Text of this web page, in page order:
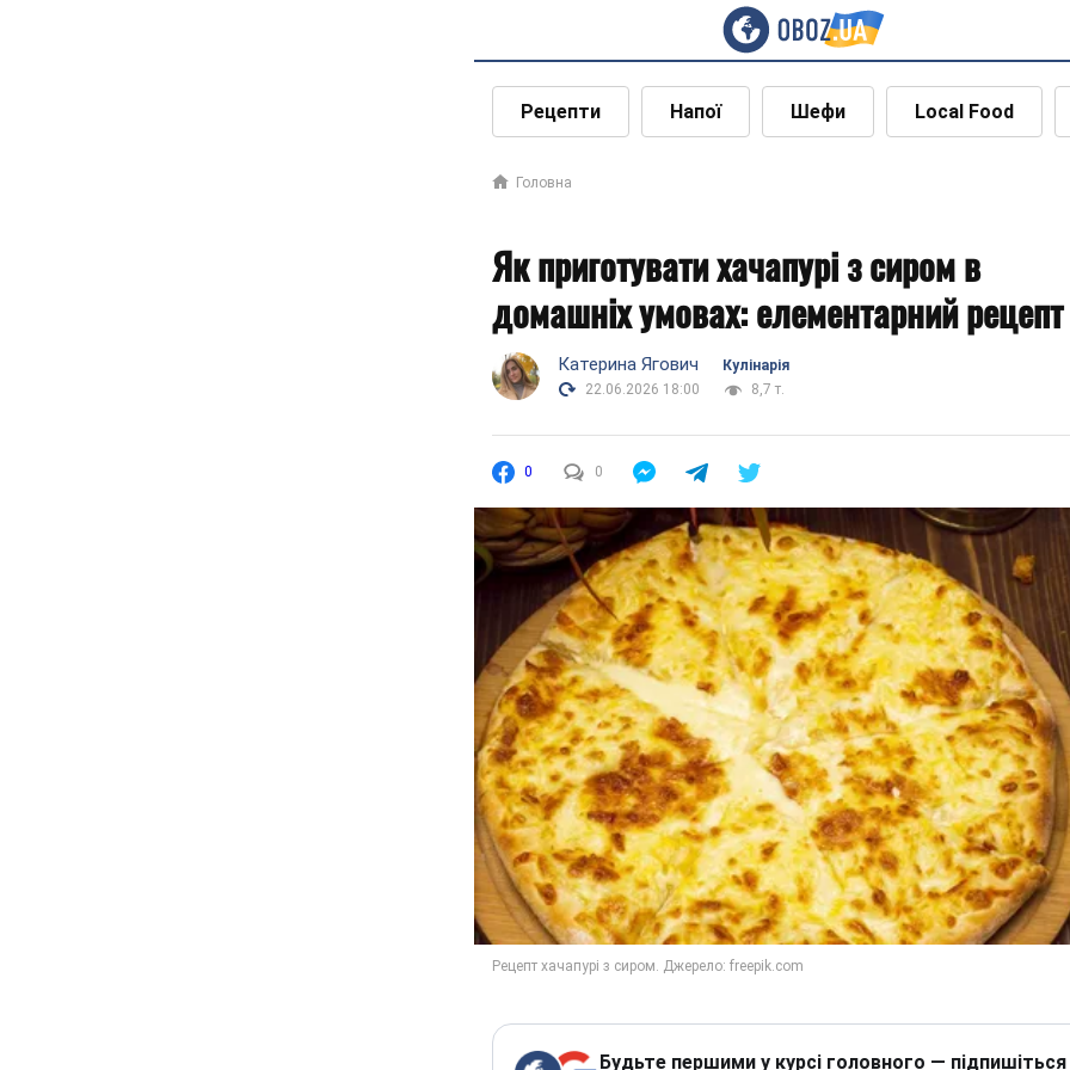
Рецепти Напої Шефи Local Food
Головна
Як приготувати хачапурі з сиром в
домашніх умовах: елементарний рецепт
Катерина Ягович
Кулінарія
22.06.2026 18:00
8,7 т.
0 0
Будьте першими у курсі головного — підпишіться